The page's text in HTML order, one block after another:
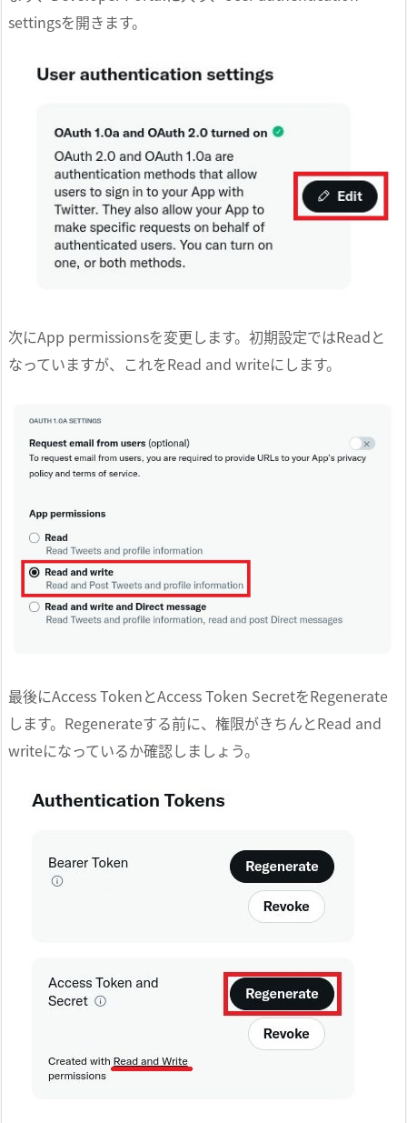
settingsを開きます。
次にApp permissionsを変更します。初期設定ではReadと
なっていますが、これをRead and writeにします。
最後にAccess TokenとAccess Token SecretをRegenerate
します。Regenerateする前に、権限がきちんとRead and
writeになっているか確認しましょう。